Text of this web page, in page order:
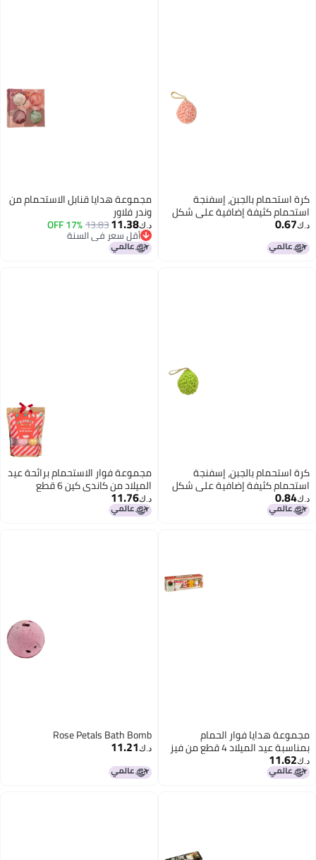
إسفنجة
إضافية على شكل
استحمام للأطفال، لا
كبيرة.
مجموعة هدايا قنابل الاستحمام من
وندر فلاور
11.38
13.83
17% OFF
أقل سعر في السنة
أقل سعر في السنة
إسفنجة
إضافية على شكل
استحمام للأطفال، لا
كبيرة.
مجموعة فوار الاستحمام برائحة عيد
الميلاد من كاندي كين 6 قطع
للاحتفال بالاسترخاء والعناية الذاتية
11.76
فوار الحمام
بمناسبة عيد الميلاد 4 قطع من فيز
سانتا وعصا
والحليب
Rose Petals Bath Bomb
د.ك‏11.21